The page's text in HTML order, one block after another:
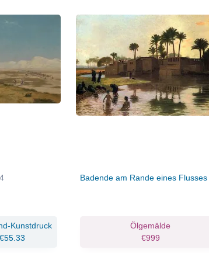
Kunstdruck
€55.33
Badende am Rande eines Flusses
Ölgemälde
€999